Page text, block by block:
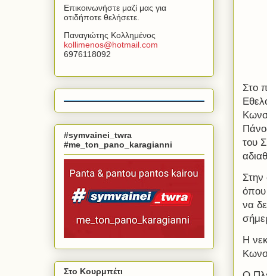
Στο
του
Στην
όπου
να
Η
Επικοινωνήστε μαζί μας για
οτιδήποτε θελήσετε.
Παναγιώτης Κολλημένος
kollimenos@hotmail com
6976118092
#symvainei_twra
#me_ton_pano_karagianni
Στο Κουρμπέτι